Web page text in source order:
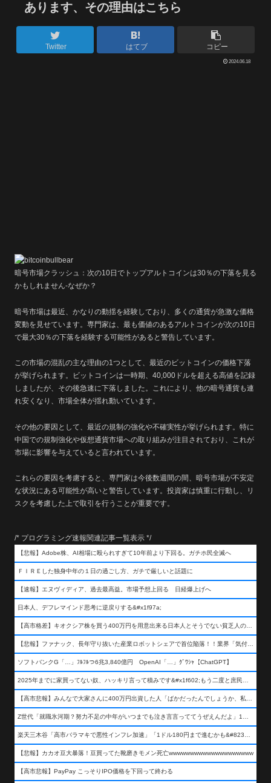
あります、その理由はこちら
Twitter はてブ コピー
2024.06.18
暗号市場クラッシュ：次の10日でトップアルトコインは30％の下落を見る
かもしれません-なぜか？
暗号市場は最近、かなりの動揺を経験しており、多くの通貨が急激な価格
変動を見せています。専門家は、最も価値のあるアルトコインが次の10日
で最大30％の下落を経験する可能性があると警告しています。
この市場の混乱の主な理由の1つとして、最近のビットコインの価格下落
が挙げられます。ビットコインは一時期、40,000ドルを超える高値を記録
しましたが、その後急速に下落しました。これにより、他の暗号通貨も連
れ安くなり、市場全体が揺れ動いています。
その他の要因として、最近の規制の強化や不確実性が挙げられます。特に
中国での規制強化や仮想通貨市場への取り組みが注目されており、これが
市場に影響を与えていると言われています。
これらの要因を考慮すると、専門家は今後数週間の間、暗号市場が不安定
な状況にある可能性が高いと警告しています。投資家は慎重に行動し、リ
スクを考慮した上で取引を行うことが重要です。
/* プログラミング速報関連記事一覧表示 */
【悲報】Adobe株、AI相場に殴られすぎて10年前より下回る。ガチホ民全滅へ
ＦＩＲＥした独身中年の１日の過ごし方、ガチで厳しいと話題に
【速報】エヌヴィディア、過去最高益。市場予想上回る 日経爆上げへ
日本人、デフレマインド思考に逆戻りする&#x1f97a;
【高市格差】キオクシア株を買う400万円を用意出来る日本人とそうでない貧乏人の差が超広まるって事よ
【悲報】ファナック、長年守り抜いた産業ロボットシェアで首位陥落！！業界「気付いたら一気に抜かれていた…」
ソフトバンクG「…」ﾌﾙﾌﾙつ6兆3,840億円 OpenAI「…」ｸﾞﾜｼｬ【ChatGPT】
2025年までに家買ってない奴、ハッキリ言って積みです&#x1f602;もう二度と庶民が買える値段になりません&#x1f602;&#x1f602;&#x1f602;
【高市悲報】みんなで大家さんに400万円出資した人「ばかだったんでしょうか、私は&#x1f622;」
Z世代「就職氷河期？努力不足の中年がいつまでも泣き言言っててうぜえんだよ」1万いいね
楽天三木谷「高市バラマキで悪性インフレ加速」「1ドル180円まで進むかも&#8230;もう看過できない」
【悲報】カカオ豆大暴落！豆買ってた靴磨きモメン死亡wwwwwwwwwwwwwwwwwwww
【高市悲報】PayPay こっそりIPO価格を下回って終わる